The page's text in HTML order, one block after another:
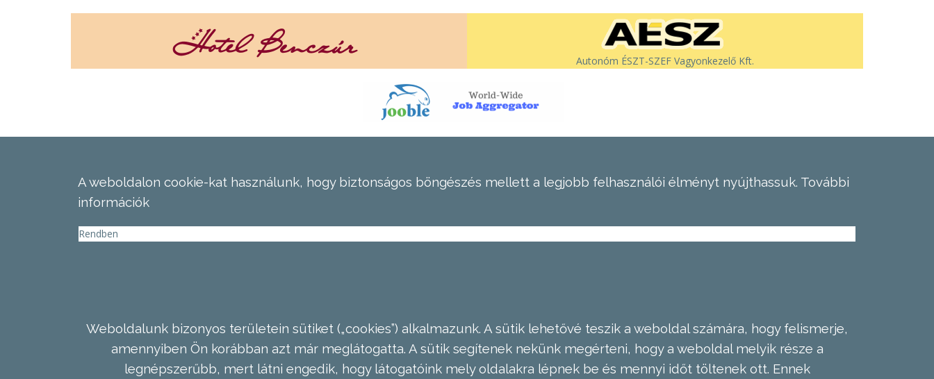
Autonóm ÉSZT-SZEF Vagyonkezelő Kft.
A weboldalon cookie-kat használunk, hogy biztonságos böngészés mellett a legjobb felhasználói élményt nyújthassuk. További
információk
Rendben
Weboldalunk bizonyos területein sütiket („cookies”) alkalmazunk. A sütik lehetővé teszik a weboldal számára, hogy felismerje,
amennyiben Ön korábban azt már meglátogatta. A sütik segítenek nekünk megérteni, hogy a weboldal melyik része a
legnépszerűbb, mert látni engedik, hogy látogatóink mely oldalakra lépnek be és mennyi időt töltenek ott. Ennek